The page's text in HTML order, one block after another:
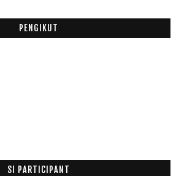
PENGIKUT
SI PARTICIPANT